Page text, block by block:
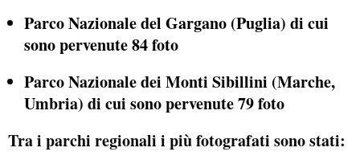
Parco Nazionale del Gargano (Puglia) di cui
sono pervenute 84 foto
Parco Nazionale dei Monti Sibillini (Marche,
Umbria) di cui sono pervenute 79 foto
Tra i parchi regionali i più fotografati sono stati: